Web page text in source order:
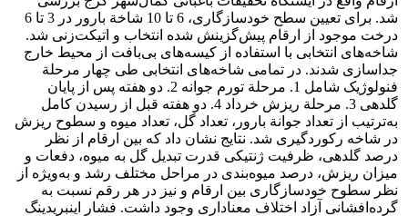
شد. برای تعیین سطح خودسازگاری، 6 تا 10 شاخة بارور در 3 تا 6
درخت موجود از ارقام پیش‌گزینش شده انتخاب و اتیکت‌زنی شد.
شاخه‌های انتخابی با استفاده از کیسه‌های بی‌بافت از محیط خارج
جداسازی شدند. در تمامی شاخه‌های انتخابی طی چهار مرحلة
فنولوژیک شامل 1. مرحلة تورم جوانه 2. دو هفته پس از پایان
گلدهی 3. مرحلة ریزش خرداد 4. دو هفته قبل از رسیدن کامل
به‌ترتیب از تعداد جوانة بارور، تعداد گل، تعداد میوه و سطوح ریزش
در شاخه رکوردگیری شد. نتایج نشان داد که بین ارقام از نظر
درصد گلدهی، ظرفیت ژنتیکی قدرت تبدیل گل به میوه، دفعات و
میزان ریزش، درصد میوه‌بندی در مراحل مختلف رشد و به‌ویژه از
نظر سطوح خودسازگاری بین ارقام و نیز در هر رقم نسبت به
گرده‌افشانی آزاد اختلاف معناداری وجود داشت. فشار اینبریدینگ